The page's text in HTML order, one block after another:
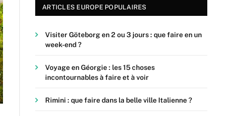
ARTICLES EUROPE POPULAIRES
Visiter Göteborg en 2 ou 3 jours : que faire en un
week-end ?
Voyage en Géorgie : les 15 choses
incontournables à faire et à voir
Rimini : que faire dans la belle ville Italienne ?